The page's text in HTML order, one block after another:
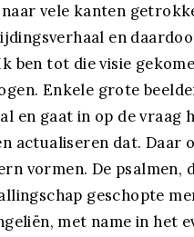
vele kanten
en
ben tot die visie
Enkele grote
en gaat in op de vraag
actualiseren dat. Daar
vormen. De
geschopte
met name in het